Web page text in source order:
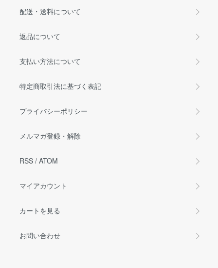
配送・送料について
返品について
支払い方法について
特定商取引法に基づく表記
プライバシーポリシー
メルマガ登録・解除
RSS / ATOM
マイアカウント
カートを見る
お問い合わせ